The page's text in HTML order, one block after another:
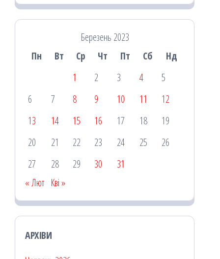
Березень 2023
Пн
Вт Ср Чт Пт Сб
Нд
1
2 3 4
5
6
7 8 9 10 11
12
13
14 15 16 17 18
19
20
21 22 23 24 25
26
27
28 29 30
31
« Лют Кві »
АРХІВИ